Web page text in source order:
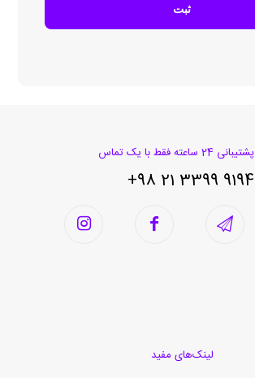
پشتیبانی 24 ساعته فقط با یک تماس
9194 3399 21 98+
لینک‌های مفید